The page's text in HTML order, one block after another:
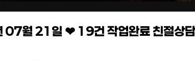
월 21일 ❤ 19건 작업완료 친절상